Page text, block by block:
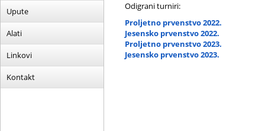
Upute
Alati
Linkovi
Kontakt
Odigrani turniri:
Proljetno prvenstvo 2022.
Jesensko prvenstvo 2022.
Proljetno prvenstvo 2023.
Jesensko prvenstvo 2023.